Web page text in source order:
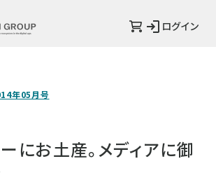
ログイン
年05月号
にお土産。メディアに御